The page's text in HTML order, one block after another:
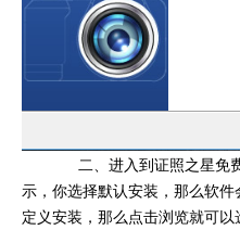
二、进入到证照之星免
示，你选择默认安装，那么软
定义安装，那么点击浏览就可